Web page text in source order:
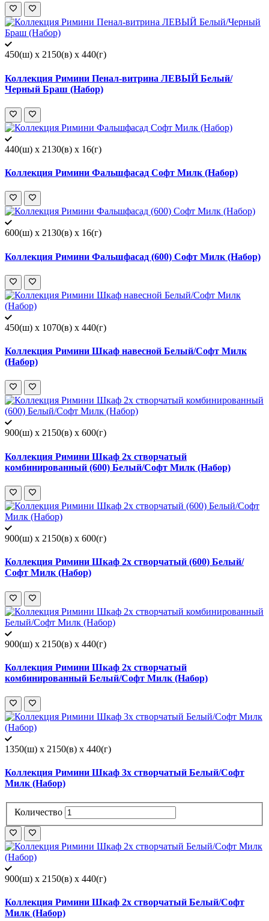
450(ш) x 2150(в) x 440(г)
Коллекция Римини Пенал-витрина ЛЕВЫЙ Белый/
Черный Браш (Набор)
440(ш) x 2130(в) x 16(г)
Коллекция Римини Фальшфасад Софт Милк (Набор)
600(ш) x 2130(в) x 16(г)
Коллекция Римини Фальшфасад (600) Софт Милк (Набор)
450(ш) x 1070(в) x 440(г)
Коллекция Римини Шкаф навесной Белый/Софт Милк
(Набор)
900(ш) x 2150(в) x 600(г)
Коллекция Римини Шкаф 2х створчатый
комбинированный (600) Белый/Софт Милк (Набор)
900(ш) x 2150(в) x 600(г)
Коллекция Римини Шкаф 2х створчатый (600) Белый/
Софт Милк (Набор)
900(ш) x 2150(в) x 440(г)
Коллекция Римини Шкаф 2х створчатый
комбинированный Белый/Софт Милк (Набор)
1350(ш) x 2150(в) x 440(г)
Коллекция Римини Шкаф 3х створчатый Белый/Софт
Милк (Набор)
Количество
900(ш) x 2150(в) x 440(г)
Коллекция Римини Шкаф 2х створчатый Белый/Софт
Милк (Набор)